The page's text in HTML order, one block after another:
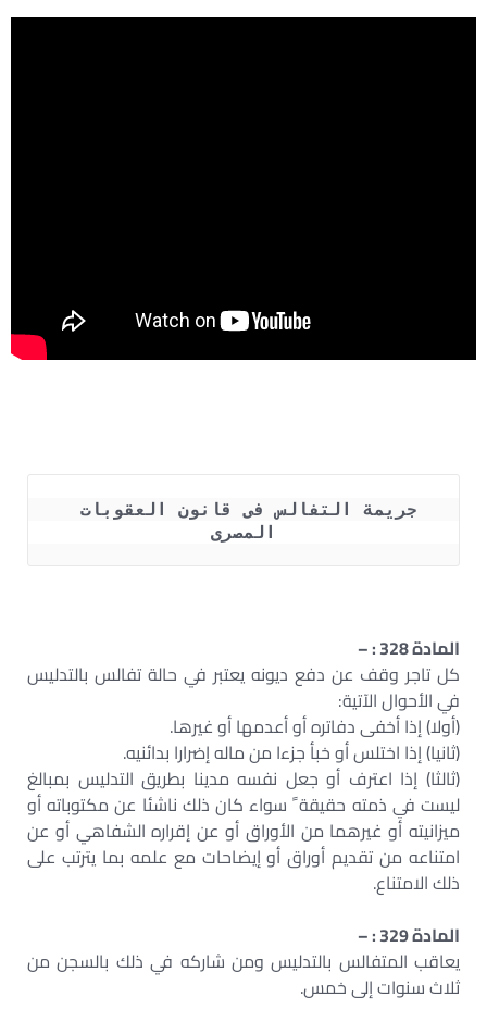
المصرى
المادة 328 : –
كل تاجر وقف عن دفع ديونه يعتبر في حالة تفالس بالتدليس
في الأحوال الآتية:
(أولا) إذا أخفى دفاتره أو أعدمها أو غيرها.
(ثانيا) إذا اختلس أو خبأ جزءا من ماله إضرارا بدائنيه.
(ثالثا) إذا اعترف أو جعل نفسه مدينا بطريق التدليس بمبالغ
ليست في ذمته حقيقة ً سواء كان ذلك ناشئا عن مكتوباته أو
ميزانيته أو غيرهما من الأوراق أو عن إقراره الشفاهي أو عن
امتناعه من تقديم أوراق أو إيضاحات مع علمه بما يترتب على
ذلك الامتناع.
المادة 329 : –
يعاقب المتفالس بالتدليس ومن شاركه في ذلك بالسجن من
ثلاث سنوات إلى خمس.